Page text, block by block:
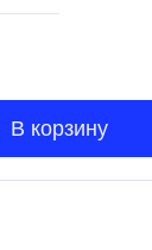
В корзину